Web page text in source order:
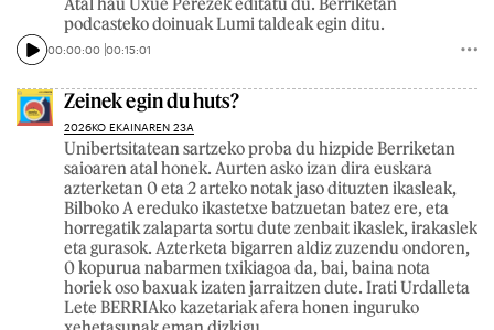
podcasteko doinuak Lumi taldeak egin ditu.
00:00:00 00:15:01
Zeinek egin du huts?
2026KO EKAINAREN 23A
Unibertsitatean sartzeko proba du hizpide Berriketan
saioaren atal honek. Aurten asko izan dira euskara
azterketan 0 eta 2 arteko notak jaso dituzten ikasleak,
Bilboko A ereduko ikastetxe batzuetan batez ere, eta
horregatik zalaparta sortu dute zenbait ikaslek, irakaslek
eta gurasok. Azterketa bigarren aldiz zuzendu ondoren,
0 kopurua nabarmen txikiagoa da, bai, baina nota
horiek oso baxuak izaten jarraitzen dute. Irati Urdalleta
Lete BERRIAko kazetariak afera honen inguruko